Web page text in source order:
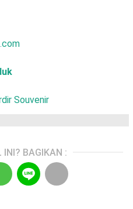
Souvenir
INI? BAGIKAN :